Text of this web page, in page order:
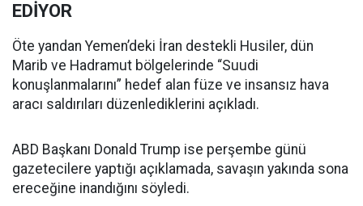
EDİYOR
Öte yandan Yemen’deki İran destekli Husiler, dün
Marib ve Hadramut bölgelerinde “Suudi
konuşlanmalarını” hedef alan füze ve insansız hava
aracı saldırıları düzenlediklerini açıkladı.
ABD Başkanı Donald Trump ise perşembe günü
gazetecilere yaptığı açıklamada, savaşın yakında sona
ereceğine inandığını söyledi.